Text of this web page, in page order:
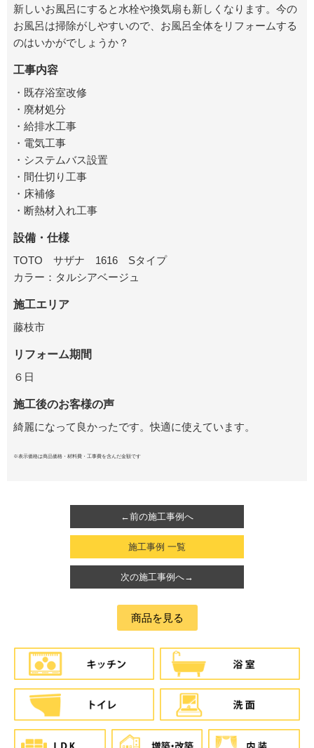
新しいお風呂にすると水栓や換気扇も新しくなります。今の
お風呂は掃除がしやすいので、お風呂全体をリフォームする
のはいかがでしょうか？
工事内容
・既存浴室改修
・廃材処分
・給排水工事
・電気工事
・システムバス設置
・間仕切り工事
・床補修
・断熱材入れ工事
設備・仕様
TOTO サザナ 1616 Sタイプ
カラー：タルシアベージュ
施工エリア
藤枝市
リフォーム期間
６日
施工後のお客様の声
綺麗になって良かったです。快適に使えています。
※表示価格は商品価格・材料費・工事費を含んだ金額です
←前の施工事例へ
施工事例 一覧
次の施工事例へ→
商品を見る